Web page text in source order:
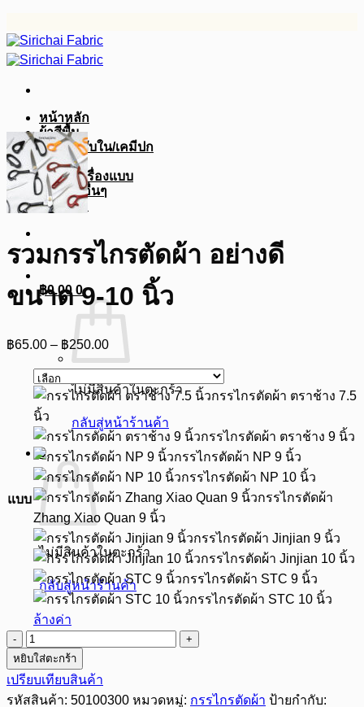
ไป
ยัง
หน้าหลัก
ผ้าสีพื้น
ผ้ากาว/ซับใน/เคมีปก
ผ้าดิบ
ผ้าสูท/เครื่องแบบ
อุปกรณ์อื่นๆ
บทความ
฿0.00 0
ไม่มีสินค้าในตะกร้า
กลับสู่หน้าร้านค้า
0
ไม่มีสินค้าในตะกร้า
กลับสู่หน้าร้านค้า
รวมกรรไกรตัดผ้า อย่างดี
ขนาด 9-10 นิ้ว
฿65.00 – ฿250.00Price
range:
฿65.00
through
แบบ
กรรไกรตัดผ้า ตราช้าง 7.5
นิ้ว
กรรไกรตัดผ้า ตราช้าง 9 นิ้ว
กรรไกรตัดผ้า NP 9 นิ้ว
กรรไกรตัดผ้า NP 10 นิ้ว
กรรไกรตัดผ้า
Zhang Xiao Quan 9 นิ้ว
กรรไกรตัดผ้า Jinjian 9 นิ้ว
กรรไกรตัดผ้า Jinjian 10 นิ้ว
กรรไกรตัดผ้า STC 9 นิ้ว
กรรไกรตัดผ้า STC 10 นิ้ว
ล้างค่า
จำนวน
รวม
กรรไกร
ตัด
หยิบใส่ตะกร้า
เปรียบเทียบสินค้า
รหัสสินค้า: 50100300 หมวดหมู่: กรรไกรตัดผ้า ป้ายกำกับ: